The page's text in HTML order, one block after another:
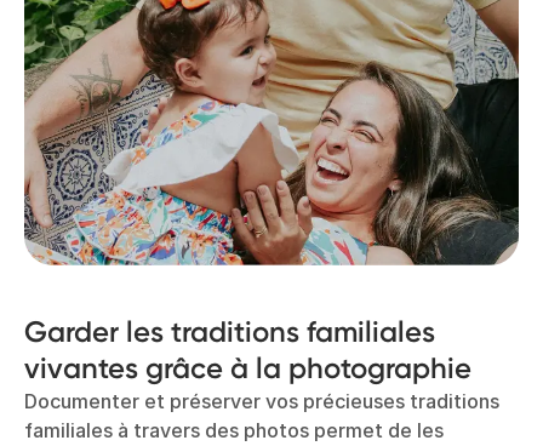
Garder les traditions familiales
vivantes grâce à la photographie
Documenter et préserver vos précieuses traditions
familiales à travers des photos permet de les